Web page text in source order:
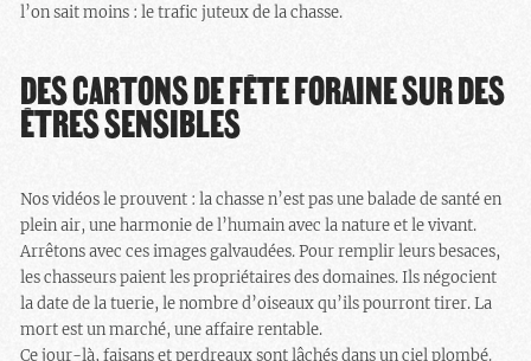
l’on sait moins : le trafic juteux de la chasse.
DES CARTONS DE FÊTE FORAINE SUR DES
ÊTRES SENSIBLES
Nos vidéos le prouvent : la chasse n’est pas une balade de santé en
plein air, une harmonie de l’humain avec la nature et le vivant.
Arrêtons avec ces images galvaudées. Pour remplir leurs besaces,
les chasseurs paient les propriétaires des domaines. Ils négocient
la date de la tuerie, le nombre d’oiseaux qu’ils pourront tirer. La
mort est un marché, une affaire rentable.
Ce jour-là, faisans et perdreaux sont lâchés dans un ciel plombé.